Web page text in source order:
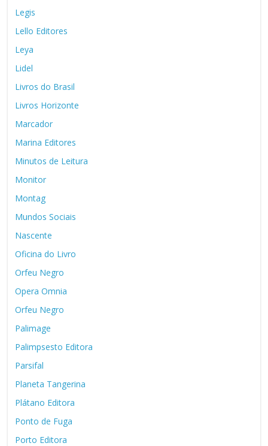
Legis
Lello Editores
Leya
Lidel
Livros do Brasil
Livros Horizonte
Marcador
Marina Editores
Minutos de Leitura
Monitor
Montag
Mundos Sociais
Nascente
Oficina do Livro
Orfeu Negro
Opera Omnia
Orfeu Negro
Palimage
Palimpsesto Editora
Parsifal
Planeta Tangerina
Plátano Editora
Ponto de Fuga
Porto Editora